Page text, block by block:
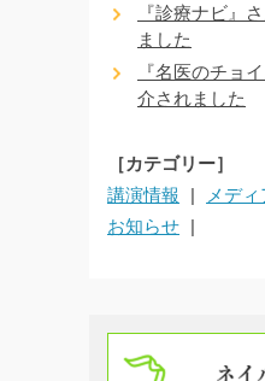
『診療ナビ』
ました
『名医のチョ
介されました
［カテゴリー］
講演情報
メデ
お知らせ